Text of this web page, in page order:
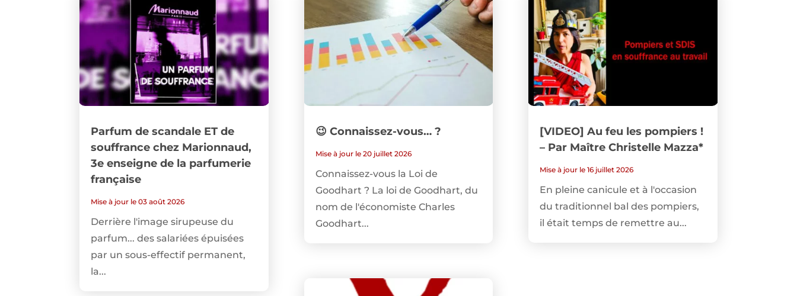
Parfum de scandale ET de
souffrance chez Marionnaud,
3e enseigne de la parfumerie
française
Mise à jour le 03 août 2026
Derrière l'image sirupeuse du
parfum... des salariées épuisées
par un sous-effectif permanent,
la...
😉 Connaissez-vous… ?
Mise à jour le 20 juillet 2026
Connaissez-vous la Loi de
Goodhart ? La loi de Goodhart, du
nom de l'économiste Charles
Goodhart...
[VIDEO] Au feu les pompiers !
– Par Maître Christelle Mazza*
Mise à jour le 16 juillet 2026
En pleine canicule et à l'occasion
du traditionnel bal des pompiers,
il était temps de remettre au...